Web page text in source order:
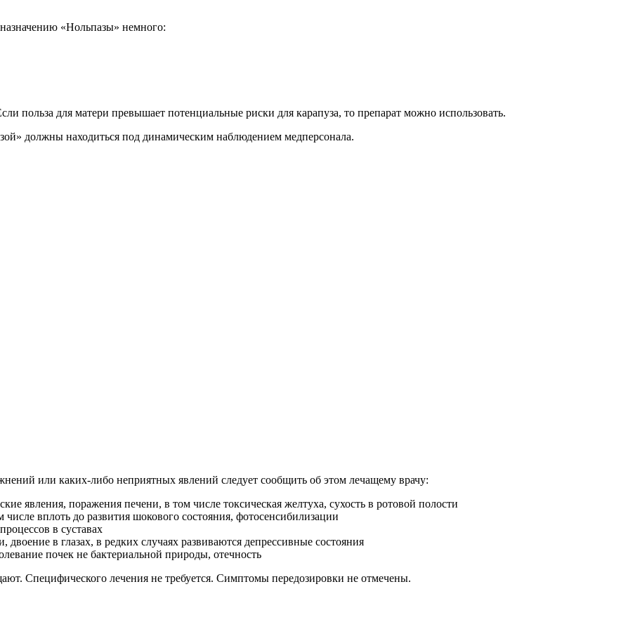
«Нольпазы» немного:
польза для матери превышает потенциальные риски для карапуза, то препарат можно использовать.
должны находиться под динамическим наблюдением медперсонала.
или каких-либо неприятных явлений следует сообщить об этом лечащему врачу:
явления, поражения печени, в том числе токсическая желтуха, сухость в ротовой полости
числе вплоть до развития шокового состояния, фотосенсибилизации
в суставах
в глазах, в редких случаях развиваются депрессивные состояния
почек не бактериальной природы, отечность
Специфического лечения не требуется. Симптомы передозировки не отмечены.